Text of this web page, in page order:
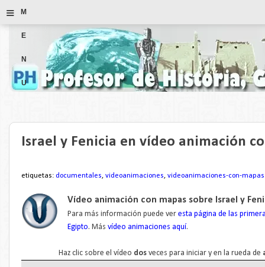
≡ M
E
N
U
Israel y Fenicia en vídeo animación
etiquetas: documentales, videoanimaciones, videoanimaciones-con-mapas
Vídeo animación con mapas sobre Israel y
Para más información puede veresta página de las
Egipto. Másvídeo animaciones aquí.
Haz clic sobre el vídeo dos veces para iniciar y en la rueda de